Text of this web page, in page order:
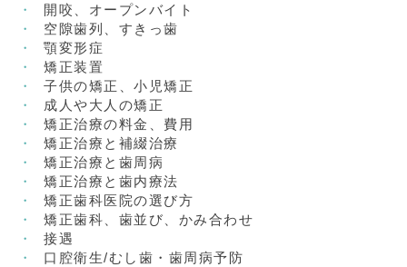
開咬、オープンバイト
空隙歯列、すきっ歯
顎変形症
矯正装置
子供の矯正、小児矯正
成人や大人の矯正
矯正治療の料金、費用
矯正治療と補綴治療
矯正治療と歯周病
矯正治療と歯内療法
矯正歯科医院の選び方
矯正歯科、歯並び、かみ合わせ
接遇
口腔衛生/むし歯・歯周病予防